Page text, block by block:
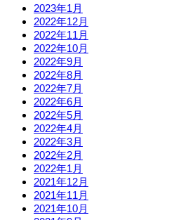
2023年1月
2022年12月
2022年11月
2022年10月
2022年9月
2022年8月
2022年7月
2022年6月
2022年5月
2022年4月
2022年3月
2022年2月
2022年1月
2021年12月
2021年11月
2021年10月